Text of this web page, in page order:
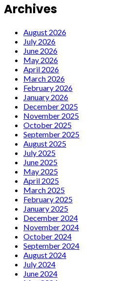
Archives
August 2026
July 2026
June 2026
May 2026
April 2026
March 2026
February 2026
January 2026
December 2025
November 2025
October 2025
September 2025
August 2025
July 2025
June 2025
May 2025
April 2025
March 2025
February 2025
January 2025
December 2024
November 2024
October 2024
September 2024
August 2024
July 2024
June 2024